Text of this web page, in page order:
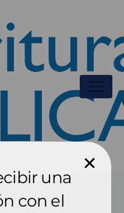
una
con el